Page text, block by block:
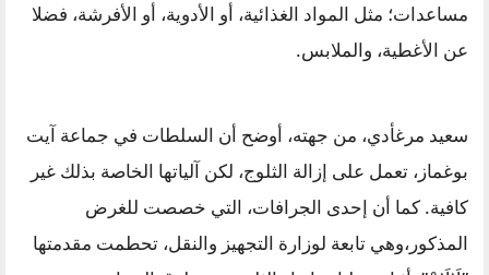
مساعدات؛ مثل المواد الغذائية، أو الأدوية، أو الأفرشة، فضلا
عن الأغطية، والملابس.
سعيد مرغأدي، من جهته، أوضح أن السلطات في جماعة آيت
بوغماز، تعمل على إزالة الثلوج، لكن آلياتها الخاصة بذلك غير
كافية. كما أن إحدى الجرافات، التي خصصت للغرض
المذكور،وهي تابعة لوزارة التجهيز والنقل، تحطمت مقدمتها